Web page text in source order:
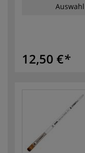
Auswahl
12,50 €